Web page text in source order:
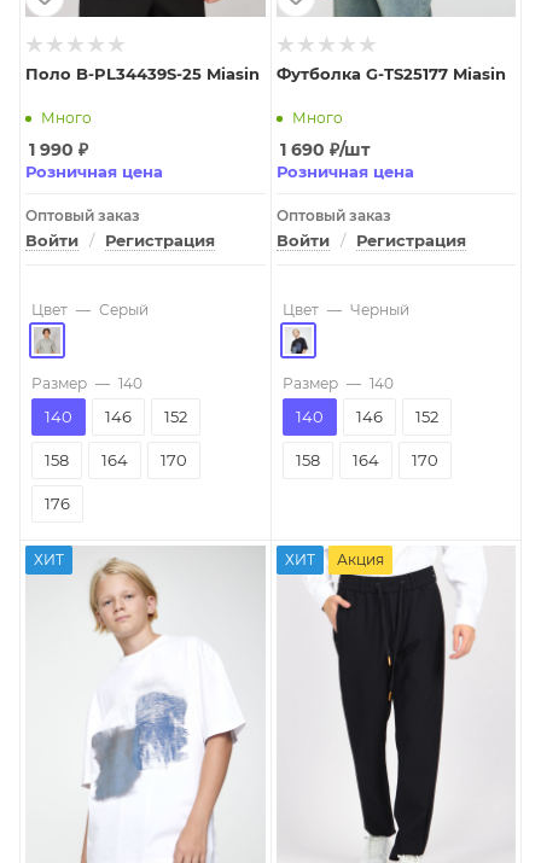
Поло B-PL34439S-25 Miasin
Много
1 990 ₽
Розничная цена
Оптовый заказ
Войти / Регистрация
Цвет — Серый
Размер — 140
140 146 152
158 164 170
176
Футболка G-TS25177 Miasin
Много
1 690 ₽/шт
Розничная цена
Оптовый заказ
Войти / Регистрация
Цвет — Черный
Размер — 140
140 146 152
158 164 170
ХИТ ХИТ Акция